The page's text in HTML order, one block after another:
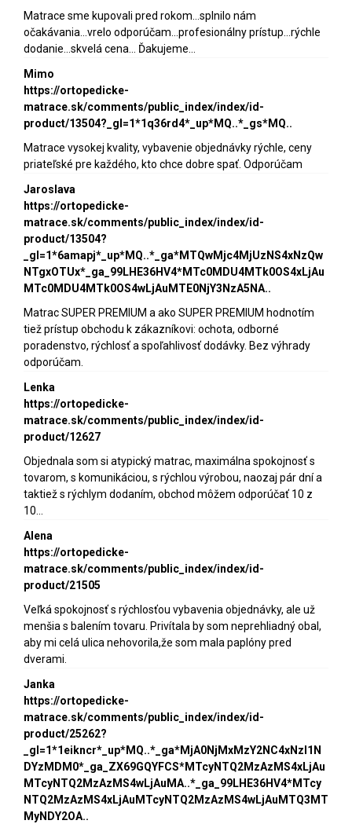
Matrace sme kupovali pred rokom...splnilo nám
očakávania...vrelo odporúčam...profesionálny prístup...rýchle
dodanie...skvelá cena... Ďakujeme...
Mimo
https://ortopedicke-
matrace.sk/comments/public_index/index/id-
product/13504?_gl=1*1q36rd4*_up*MQ..*_gs*MQ..
Matrace vysokej kvality, vybavenie objednávky rýchle, ceny
priateľské pre každého, kto chce dobre spať. Odporúčam
Jaroslava
https://ortopedicke-
matrace.sk/comments/public_index/index/id-
product/13504?
_gl=1*6amapj*_up*MQ..*_ga*MTQwMjc4MjUzNS4xNzQw
NTgxOTUx*_ga_99LHE36HV4*MTc0MDU4MTk0OS4xLjAu
MTc0MDU4MTk0OS4wLjAuMTE0NjY3NzA5NA..
Matrac SUPER PREMIUM a ako SUPER PREMIUM hodnotím
tiež prístup obchodu k zákazníkovi: ochota, odborné
poradenstvo, rýchlosť a spoľahlivosť dodávky. Bez výhrady
odporúčam.
Lenka
https://ortopedicke-
matrace.sk/comments/public_index/index/id-
product/12627
Objednala som si atypický matrac, maximálna spokojnosť s
tovarom, s komunikáciou, s rýchlou výrobou, naozaj pár dní a
taktiež s rýchlym dodaním, obchod môžem odporúčať 10 z
10...
Alena
https://ortopedicke-
matrace.sk/comments/public_index/index/id-
product/21505
Veľká spokojnosť s rýchlosťou vybavenia objednávky, ale už
menšia s balením tovaru. Privítala by som neprehliadný obal,
aby mi celá ulica nehovorila,že som mala paplóny pred
dverami.
Janka
https://ortopedicke-
matrace.sk/comments/public_index/index/id-
product/25262?
_gl=1*1eikncr*_up*MQ..*_ga*MjA0NjMxMzY2NC4xNzI1N
DYzMDM0*_ga_ZX69GQYFCS*MTcyNTQ2MzAzMS4xLjAu
MTcyNTQ2MzAzMS4wLjAuMA..*_ga_99LHE36HV4*MTcy
NTQ2MzAzMS4xLjAuMTcyNTQ2MzAzMS4wLjAuMTQ3MT
MyNDY2OA..